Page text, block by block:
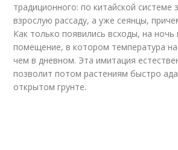
традиционного: по китайской системе
взрослую рассаду, а уже сеянцы,
Как только появились всходы, на ночь
помещение, в котором температура
чем в дневном. Эта имитация
позволит потом растениям быстро
открытом грунте.